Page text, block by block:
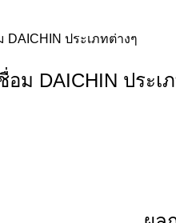
DAICHIN ประเภทต่างๆ
อม DAICHIN ประเ